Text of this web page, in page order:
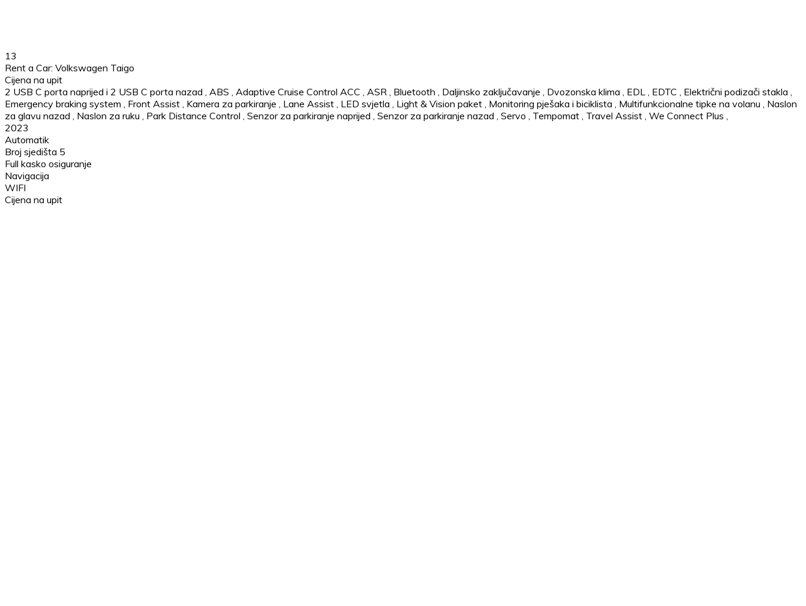
13
Rent a Car: Volkswagen Taigo
Cijena na upit
2 USB C porta naprijed i 2 USB C porta nazad
ABS Adaptive Cruise Control ACC ASR Bluetooth Daljinsko zaključavanje Dvozonska klima EDL EDTC Električni podizači stakla
Emergency braking system
Front Assist Kamera za parkiranje Lane Assist LED svjetla Light & Vision paket Monitoring pješaka i biciklista Multifunkcionalne tipke na volanu
Naslon
za glavu nazad
Naslon za ruku Park Distance Control Senzor za parkiranje naprijed Senzor za parkiranje nazad Servo Tempomat Travel Assist We Connect Plus
2023
Automatik
Broj sjedišta 5
Full kasko osiguranje
Navigacija
WIFI
Cijena na upit